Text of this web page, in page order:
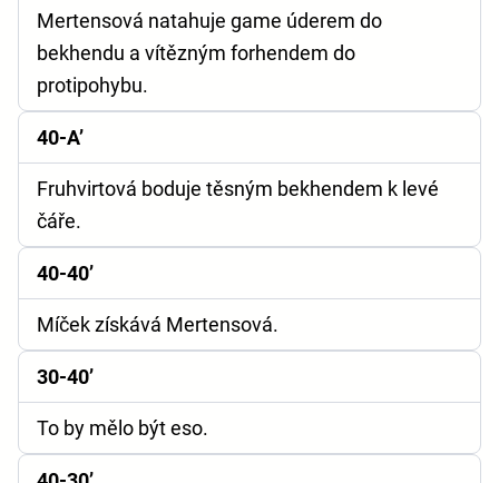
Mertensová natahuje game úderem do
bekhendu a vítězným forhendem do
protipohybu.
40-A’
Fruhvirtová boduje těsným bekhendem k levé
čáře.
40-40’
Míček získává Mertensová.
30-40’
To by mělo být eso.